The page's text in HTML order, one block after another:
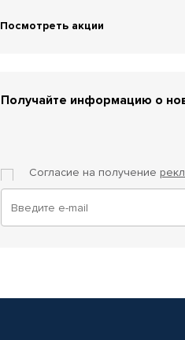
Посмотреть акции
Получайте информацию о
Согласие на получение